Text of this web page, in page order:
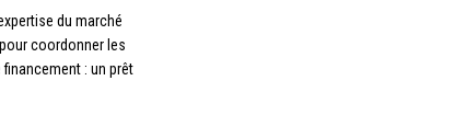
du marché
coordonner les
: un prêt